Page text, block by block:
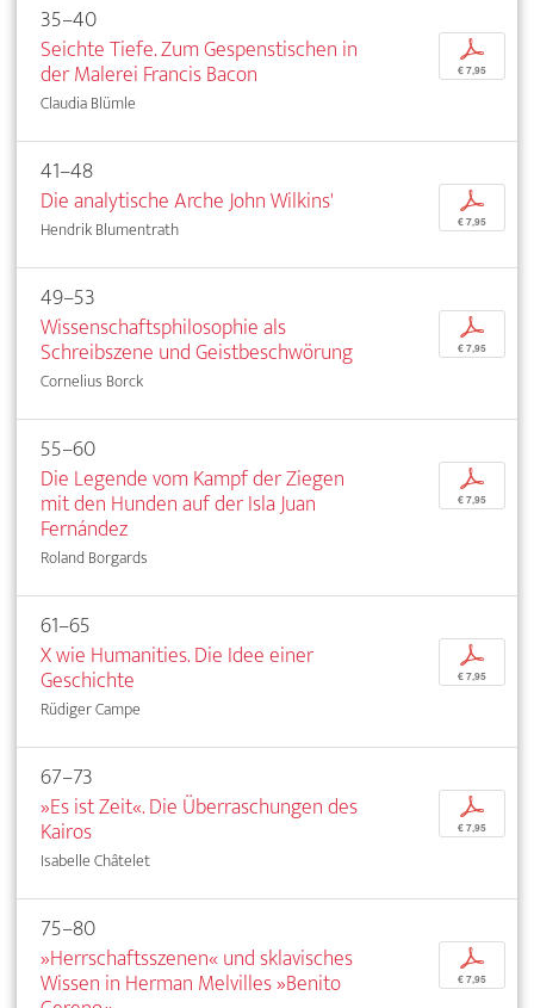
35–40
Seichte Tiefe. Zum Gespenstischen in
der Malerei Francis Bacon
Claudia Blümle
p
€ 7,95
41–48
Die analytische Arche John Wilkins'
Hendrik Blumentrath
p
€ 7,95
49–53
Wissenschaftsphilosophie als
Schreibszene und Geistbeschwörung
Cornelius Borck
p
€ 7,95
55–60
Die Legende vom Kampf der Ziegen
mit den Hunden auf der Isla Juan
Fernández
Roland Borgards
p
€ 7,95
61–65
X wie Humanities. Die Idee einer
Geschichte
Rüdiger Campe
p
€ 7,95
67–73
»Es ist Zeit«. Die Überraschungen des
Kairos
Isabelle Châtelet
p
€ 7,95
75–80
»Herrschaftsszenen« und sklavisches
Wissen in Herman Melvilles »Benito
p
€ 7,95